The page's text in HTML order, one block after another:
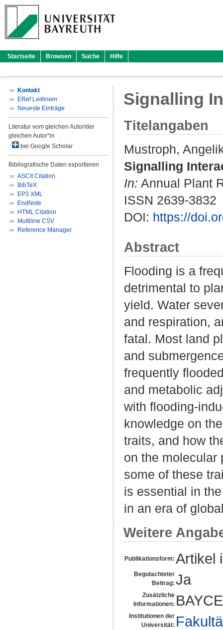
Startseite Browsen Suche Hilfe
Kontakt
ERef Leitlinien
Neueste Einträge
Literatur vom gleichen Autor/der
gleichen Autor*in
bei Google Scholar
Bibliografische Daten exportieren
ASCII Citation
BibTeX
EP3 XML
EndNote
HTML Citation
Multiline CSV
Reference Manager
Signalling
Titelangaben
Mustroph,
Signalling
In: Annual Plant
ISSN 2639-3832
DOI: https://
Abstract
Flooding is a
detrimental to
yield. Water
and respiration,
fatal. Most land
and
frequently
and metabolic
with
knowledge on
traits, and how
on the molecular
some of these
is essential in
in an era of
Weitere
Publikationsform: Artikel
Begutachteter
Beitrag: Ja
Zusätzliche
Informationen:
Institutionen der
Universität: